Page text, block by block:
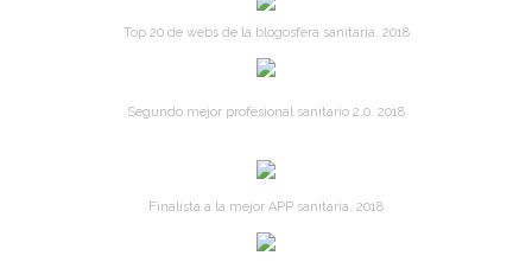
Top 20 de webs de la blogosfera sanitaria. 2018
Segundo mejor profesional sanitario 2.0. 2018
Finalista a la mejor APP sanitaria. 2018